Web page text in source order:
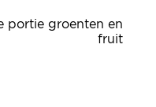
portie groenten en
fruit